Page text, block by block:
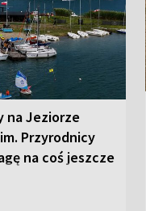
na Jeziorze
Przyrodnicy
na coś jeszcze